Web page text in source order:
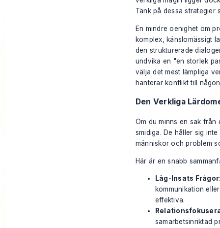
Tänk på dessa strategier
En mindre oenighet om
komplex, känslomässigt
den strukturerade
undvika en "en storlek
välja det mest lämpliga
hanterar konflikt till
Den Verkliga
Om du minns en sak
smidiga. De håller sig
människor och problem
Här är en snabb
Låg-Insats
kommunikation
effektiva.
samarbetsinriktad